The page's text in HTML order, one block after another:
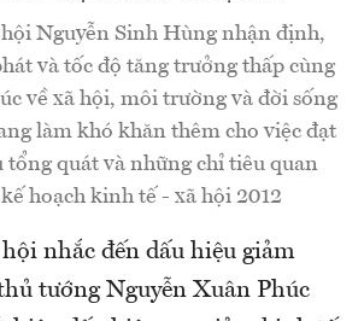
Nguyễn Sinh Hùng nhận định,
và tốc độ tăng trưởng thấp cùng
về xã hội, môi trường và đời sống
làm khó khăn thêm cho việc đạt
tổng quát và những chỉ tiêu quan
hoạch kinh tế - xã hội 2012
nhắc đến dấu hiệu giảm
tướng Nguyễn Xuân Phúc